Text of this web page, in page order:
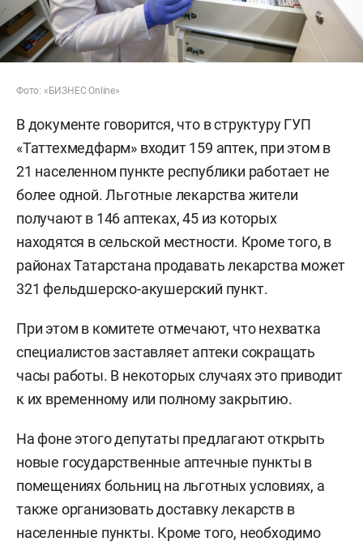
Фото: «БИЗНЕС Online»
В документе говорится, что в структуру ГУП
«Таттехмедфарм» входит 159 аптек, при этом в
21 населенном пункте республики работает не
более одной. Льготные лекарства жители
получают в 146 аптеках, 45 из которых
находятся в сельской местности. Кроме того, в
районах Татарстана продавать лекарства может
321 фельдшерско-акушерский пункт.
При этом в комитете отмечают, что нехватка
специалистов заставляет аптеки сокращать
часы работы. В некоторых случаях это приводит
к их временному или полному закрытию.
На фоне этого депутаты предлагают открыть
новые государственные аптечные пункты в
помещениях больниц на льготных условиях, а
также организовать доставку лекарств в
населенные пункты. Кроме того, необходимо